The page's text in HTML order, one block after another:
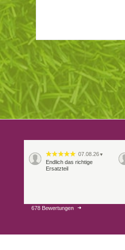
07.08.26 ▼
Endlich das richtige
Ersatzteil
28.07.26
678 Bewertungen